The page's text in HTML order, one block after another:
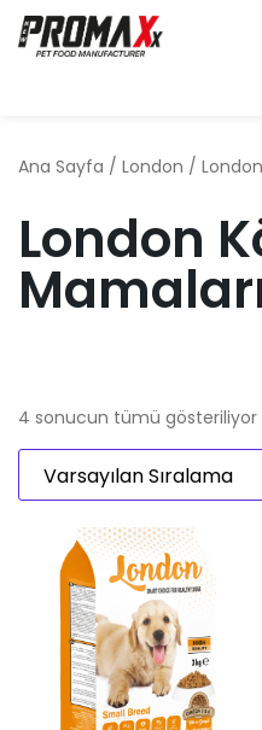
Ana Sayfa / London /
London
4 sonucun tümü gösteriliyor